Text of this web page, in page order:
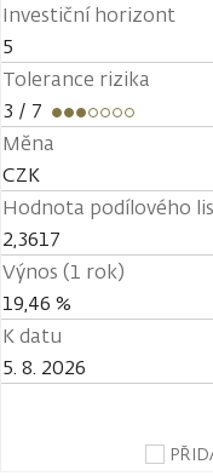
Investiční horizont
5
Tolerance rizika
3 / 7
Měna
CZK
Hodnota podílového
2,3617
Výnos (1 rok)
19,46 %
K datu
5. 8. 2026